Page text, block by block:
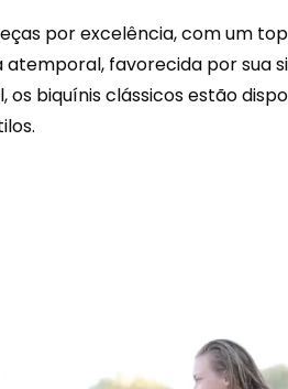
por excelência, com um
favorecida por sua
biquínis clássicos estão